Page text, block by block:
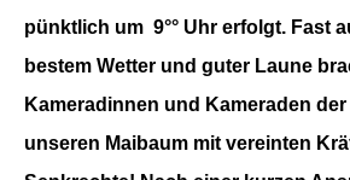
pünktlich um 9°° Uhr erfolgt. Fast
bestem Wetter und guter Laune
Kameradinnen und Kameraden
unseren Maibaum mit vereinten